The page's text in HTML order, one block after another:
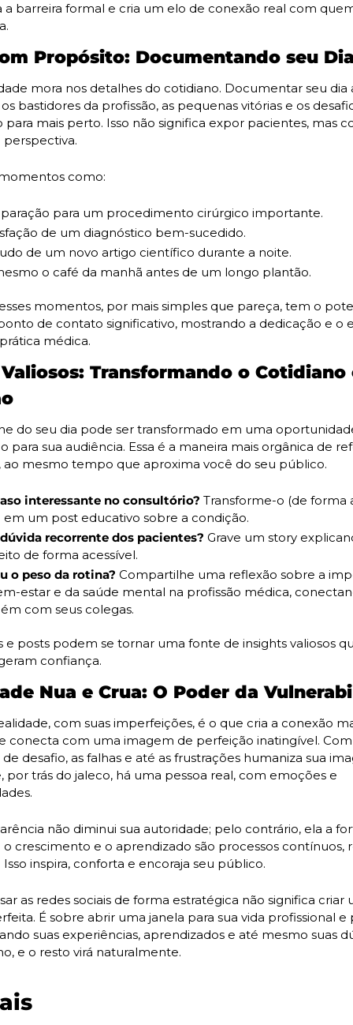
a barreira formal e cria um elo de conexão real com
Propósito: Documentando seu
mora nos detalhes do cotidiano. Documentar seu dia
bastidores da profissão, as pequenas vitórias e os
para mais perto. Isso não significa expor pacientes, mas
como:
para um procedimento cirúrgico importante.
de um diagnóstico bem-sucedido.
de um novo artigo científico durante a noite.
o café da manhã antes de um longo plantão.
momentos, por mais simples que pareça, tem o
de contato significativo, mostrando a dedicação e o
médica.
Transformando o Cotidiano
do seu dia pode ser transformado em uma
para sua audiência. Essa é a maneira mais orgânica de
ao mesmo tempo que aproxima você do seu público.
interessante no consultório? Transforme-o (de forma
em um post educativo sobre a condição.
recorrente dos pacientes? Grave um story
de forma acessível.
o peso da rotina? Compartilhe uma reflexão sobre a
estar e da saúde mental na profissão médica,
com seus colegas.
e posts podem se tornar uma fonte de insights valiosos
confiança.
Nua e Crua: O Poder da
com suas imperfeições, é o que cria a conexão
conecta com uma imagem de perfeição inatingível.
desafio, as falhas e até as frustrações humaniza sua
por trás do jaleco, há uma pessoa real, com emoções e
não diminui sua autoridade; pelo contrário, ela a
o crescimento e o aprendizado são processos contínuos,
inspira, conforta e encoraja seu público.
as redes sociais de forma estratégica não significa criar
É sobre abrir uma janela para sua vida profissional e
suas experiências, aprendizados e até mesmo suas
e o resto virá naturalmente.